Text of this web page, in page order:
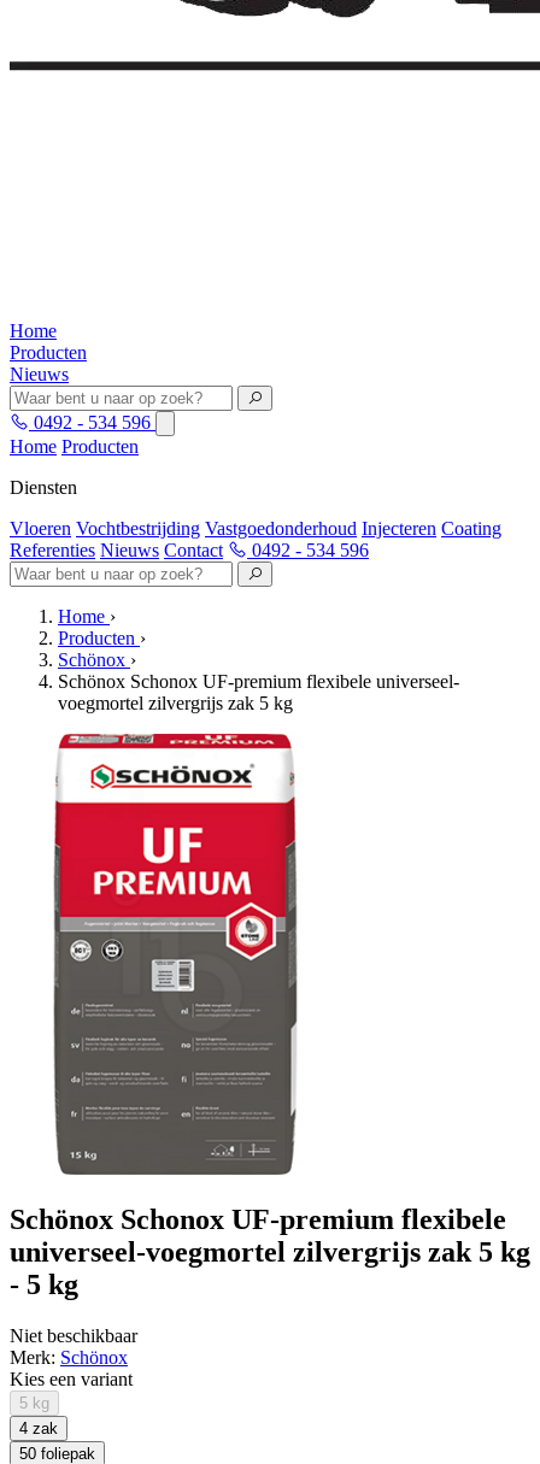
Home
Producten
Nieuws
0492 - 534 596
Home Producten
Diensten
Vloeren Vochtbestrijding Vastgoedonderhoud Injecteren Coating
Referenties Nieuws Contact 0492 - 534 596
Home ›
Producten ›
Schönox ›
Schönox Schonox UF-premium flexibele universeel-
voegmortel zilvergrijs zak 5 kg
Schönox Schonox UF-premium flexibele
universeel-voegmortel zilvergrijs zak 5 kg
- 5 kg
Niet beschikbaar
Merk: Schönox
Kies een variant
5 kg
4 zak
50 foliepak